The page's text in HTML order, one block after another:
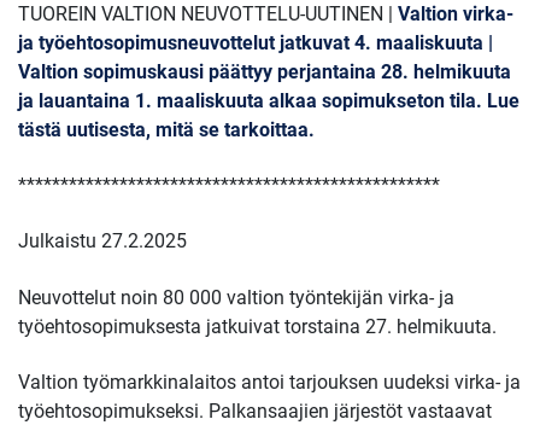
TUOREIN VALTION NEUVOTTELU-UUTINEN | Valtion virka-
ja työehtosopimusneuvottelut jatkuvat 4. maaliskuuta |
Valtion sopimuskausi päättyy perjantaina 28. helmikuuta
ja lauantaina 1. maaliskuuta alkaa sopimukseton tila. Lue
tästä uutisesta, mitä se tarkoittaa.
**************************************************
Julkaistu 27.2.2025
Neuvottelut noin 80 000 valtion työntekijän virka- ja
työehtosopimuksesta jatkuivat torstaina 27. helmikuuta.
Valtion työmarkkinalaitos antoi tarjouksen uudeksi virka- ja
työehtosopimukseksi. Palkansaajien järjestöt vastaavat